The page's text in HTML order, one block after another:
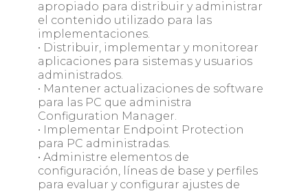
apropiado para distribuir y administrar
el contenido utilizado para las
implementaciones.
• Distribuir, implementar y monitorear
aplicaciones para sistemas y usuarios
administrados.
• Mantener actualizaciones de software
para las PC que administra
Configuration Manager.
• Implementar Endpoint Protection
para PC administradas.
• Administre elementos de
configuración, líneas de base y perfiles
para evaluar y configurar ajustes de